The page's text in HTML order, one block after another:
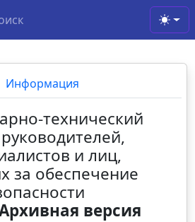
Информация
технический
и лиц,
за обеспечение
версия